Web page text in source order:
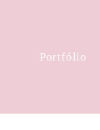
Portfólio